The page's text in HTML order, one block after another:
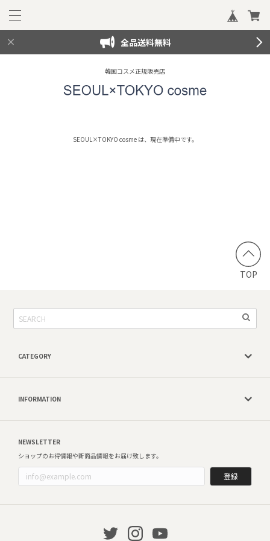
全品送料無料
韓国コスメ正規販売店
SEOUL×TOKYO cosme は、現在準備中です。
TOP
CATEGORY
INFORMATION
NEWSLETTER
ショップのお得情報や新商品情報をお届け致します。
登録